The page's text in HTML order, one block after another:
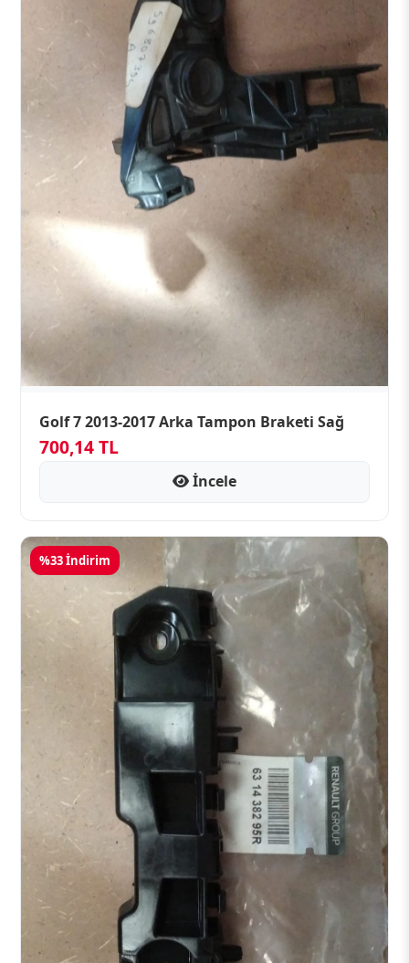
Golf 7 2013-2017 Arka Tampon Braketi Sağ
700,14 TL
İncele
%33 İndirim